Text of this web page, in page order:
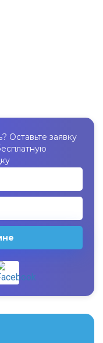
Оставьте заявку